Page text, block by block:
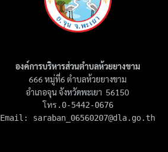
องค์การบริหารส่วนตำบลห้วยยางขาม
666 หมู่ที่6 ตำบลห้วยยางขาม
อำเภอจุน จังหวัดพะเยา 56150
โทร.0-5442-0676
Email: saraban_06560207@dla.go.th